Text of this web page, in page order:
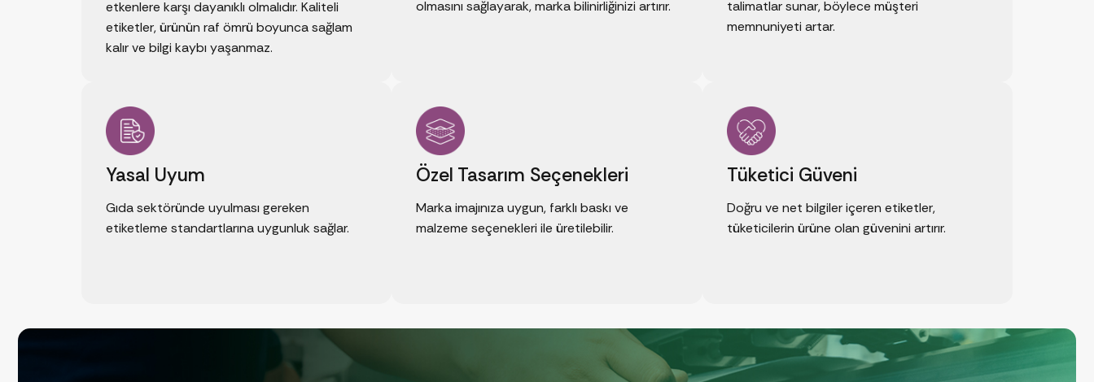
etkenlere karşı dayanıklı olmalıdır. Kaliteli
etiketler, ürünün raf ömrü boyunca sağlam
kalır ve bilgi kaybı yaşanmaz.
olmasını sağlayarak, marka bilinirliğinizi artırır.
talimatlar sunar, böylece müşteri
memnuniyeti artar.
Yasal Uyum
Gıda sektöründe uyulması gereken
etiketleme standartlarına uygunluk sağlar.
Özel Tasarım Seçenekleri
Marka imajınıza uygun, farklı baskı ve
malzeme seçenekleri ile üretilebilir.
Tüketici Güveni
Doğru ve net bilgiler içeren etiketler,
tüketicilerin ürüne olan güvenini artırır.